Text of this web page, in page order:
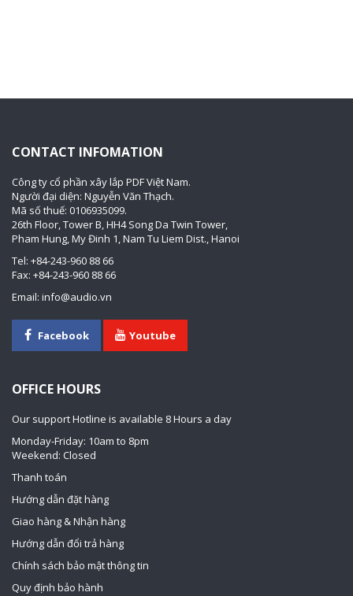
CONTACT INFOMATION
Công ty cổ phần xây lắp PDF Việt Nam.
Người đại diện: Nguyễn Văn Thạch.
Mã số thuế: 0106935099.
26th Floor, Tower B, HH4 Song Da Twin Tower,
Pham Hung, My Đinh 1, Nam Tu Liem Dist., Hanoi
Tel: +84-243-960 88 66
Fax: +84-243-960 88 66
Email: info@audio.vn
Facebook Youtube
OFFICE HOURS
Our support Hotline is available 8 Hours a day
Monday-Friday: 10am to 8pm
Weekend: Closed
Thanh toán
Hướng dẫn đặt hàng
Giao hàng & Nhận hàng
Hướng dẫn đổi trả hàng
Chính sách bảo mật thông tin
Quy định bảo hành